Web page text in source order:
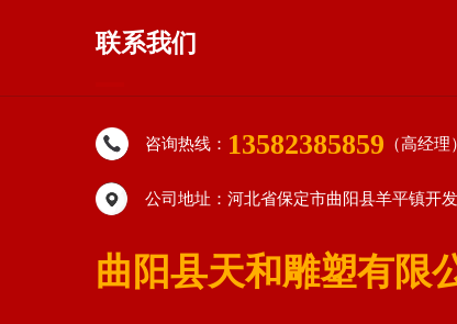
联系我们
咨询热线： 13582385859 （高经理）
公司地址：河北省保定市曲阳县羊平镇开
曲阳县天和雕塑有限